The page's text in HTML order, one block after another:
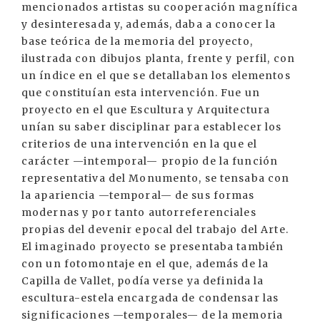
mencionados artistas su cooperación magnífica
y desinteresada y, además, daba a conocer la
base teórica de la memoria del proyecto,
ilustrada con dibujos planta, frente y perfil, con
un índice en el que se detallaban los elementos
que constituían esta intervención. Fue un
proyecto en el que Escultura y Arquitectura
unían su saber disciplinar para establecer los
criterios de una intervención en la que el
carácter —intemporal— propio de la función
representativa del Monumento, se tensaba con
la apariencia —temporal— de sus formas
modernas y por tanto autorreferenciales
propias del devenir epocal del trabajo del Arte.
El imaginado proyecto se presentaba también
con un fotomontaje en el que, además de la
Capilla de Vallet, podía verse ya definida la
escultura-estela encargada de condensar las
significaciones —temporales— de la memoria